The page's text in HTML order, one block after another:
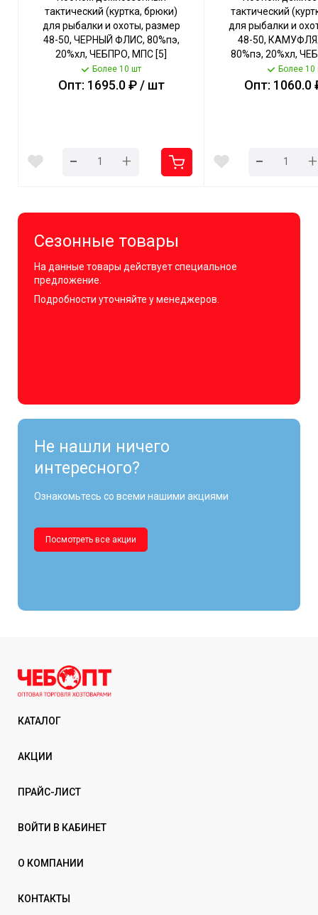
тактический (куртка, брюки)
для рыбалки и охоты, размер
48-50, ЧЕРНЫЙ ФЛИС, 80%пэ,
20%хл, ЧЕБПРО, МПС [5]
СобПр
Более 10 шт
Опт: 1695.0 ₽ / шт
- +
тактический
для рыбалки и
48-50,
80%пэ, 20%хл,
[5] СобПр
Более 10
Опт: 1060.0
- +
Сезонные товары
На данные товары действует специальное
предложение.
Подробности уточняйте у менеджеров.
Не нашли ничего
интересного?
Ознакомьтесь со всеми нашими акциями
Посмотреть все акции
КАТАЛОГ
АКЦИИ
ПРАЙС-ЛИСТ
ВОЙТИ В КАБИНЕТ
О КОМПАНИИ
КОНТАКТЫ